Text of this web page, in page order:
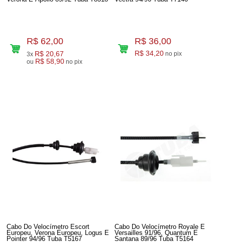
R$ 62,00
3x R$ 20,67
ou R$ 58,90 no pix
R$ 36,00
R$ 34,20 no pix
Cabo Do Velocímetro Escort
Europeu, Verona Europeu, Logus E
Pointer 94/96 Tuba T5167
Cabo Do Velocímetro Royale E
Versailles 91/96, Quantum E
Santana 89/96 Tuba T5164